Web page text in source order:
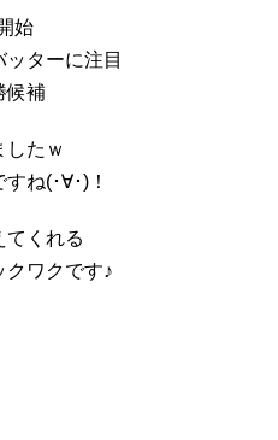
始
ッターに注目
候補
たｗ
ね(･∀･)！
てくれる
クワクです♪